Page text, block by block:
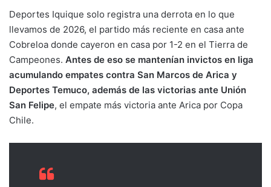
Deportes Iquique solo registra una derrota en lo que
llevamos de 2026, el partido más reciente en casa ante
Cobreloa donde cayeron en casa por 1-2 en el Tierra de
Campeones. Antes de eso se mantenían invictos en liga
acumulando empates contra San Marcos de Arica y
Deportes Temuco, además de las victorias ante Unión
San Felipe, el empate más victoria ante Arica por Copa
Chile.